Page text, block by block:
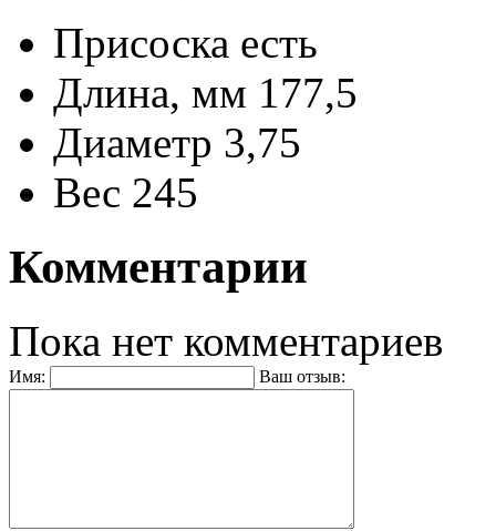
Присоска есть
Длина, мм 177,5
Диаметр 3,75
Вес 245
Комментарии
Пока нет комментариев
Имя: Ваш отзыв: